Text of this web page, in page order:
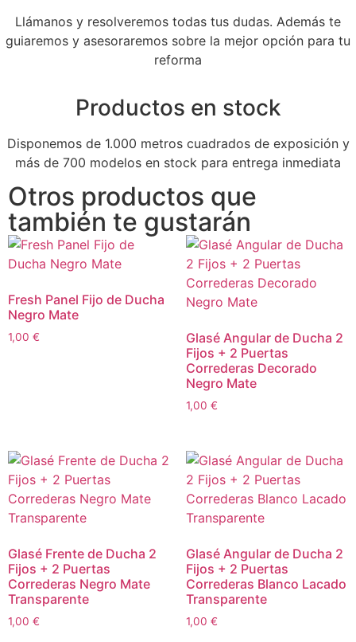
Llámanos y resolveremos todas tus dudas. Además te
guiaremos y asesoraremos sobre la mejor opción para tu
reforma
Productos en stock
Disponemos de 1.000 metros cuadrados de exposición y
más de 700 modelos en stock para entrega inmediata
Otros productos que
también te gustarán
Fresh Panel Fijo de Ducha
Negro Mate
1,00 €
Glasé Angular de Ducha 2
Fijos + 2 Puertas
Correderas Decorado
Negro Mate
1,00 €
Glasé Frente de Ducha 2
Fijos + 2 Puertas
Correderas Negro Mate
Transparente
1,00 €
Glasé Angular de Ducha 2
Fijos + 2 Puertas
Correderas Blanco Lacado
Transparente
1,00 €